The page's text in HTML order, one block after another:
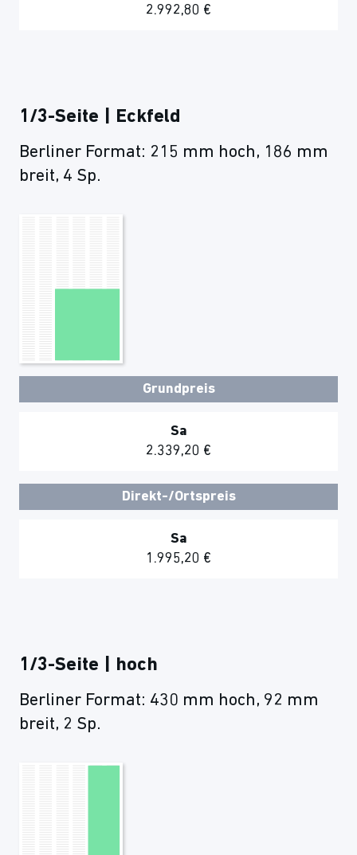
2.992,80 €
1/3-Seite | Eckfeld
Berliner Format: 215 mm hoch, 186 mm
breit, 4 Sp.
Grundpreis
Sa
2.339,20 €
Direkt-/Ortspreis
Sa
1.995,20 €
1/3-Seite | hoch
Berliner Format: 430 mm hoch, 92 mm
breit, 2 Sp.